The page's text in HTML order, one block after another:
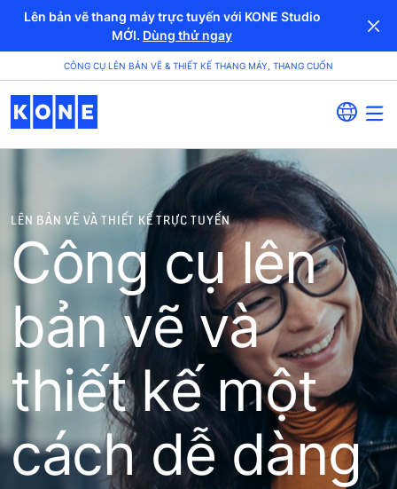
Lên bản vẽ thang máy trực tuyến với KONE Studio
MỚI. Dùng thử ngay
CÔNG CỤ LÊN BẢN VẼ & THIẾT KẾ THANG MÁY, THANG CUỐN
LÊN BẢN VẼ VÀ THIẾT KẾ TRỰC TUYẾN
Công cụ lên
bản vẽ và
thiết kế một
cách dễ dàng